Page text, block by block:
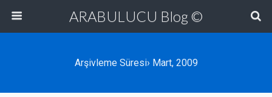
ARABULUCU Blog ©
Arşivleme Süresi› Mart, 2009